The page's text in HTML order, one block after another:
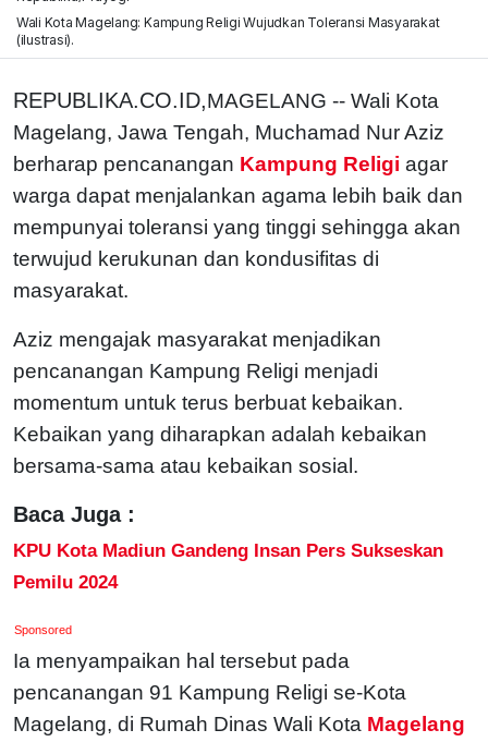
Wali Kota Magelang: Kampung Religi Wujudkan Toleransi Masyarakat
(ilustrasi).
REPUBLIKA.CO.ID,MAGELANG -- Wali Kota
Magelang, Jawa Tengah, Muchamad Nur Aziz
berharap pencanangan Kampung Religi agar
warga dapat menjalankan agama lebih baik dan
mempunyai toleransi yang tinggi sehingga akan
terwujud kerukunan dan kondusifitas di
masyarakat.
Aziz mengajak masyarakat menjadikan
pencanangan Kampung Religi menjadi
momentum untuk terus berbuat kebaikan.
Kebaikan yang diharapkan adalah kebaikan
bersama-sama atau kebaikan sosial.
Baca Juga :
KPU Kota Madiun Gandeng Insan Pers Sukseskan
Pemilu 2024
Sponsored
Ia menyampaikan hal tersebut pada
pencanangan 91 Kampung Religi se-Kota
Magelang, di Rumah Dinas Wali Kota Magelang